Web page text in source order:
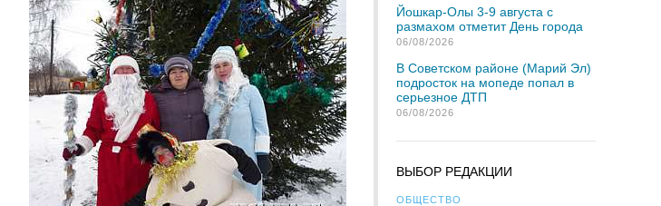
Йошкар-Олы 3-9 августа с
размахом отметит День города
06/08/2026
В Советском районе (Марий Эл)
подросток на мопеде попал в
серьезное ДТП
06/08/2026
ВЫБОР РЕДАКЦИИ
ОБЩЕСТВО